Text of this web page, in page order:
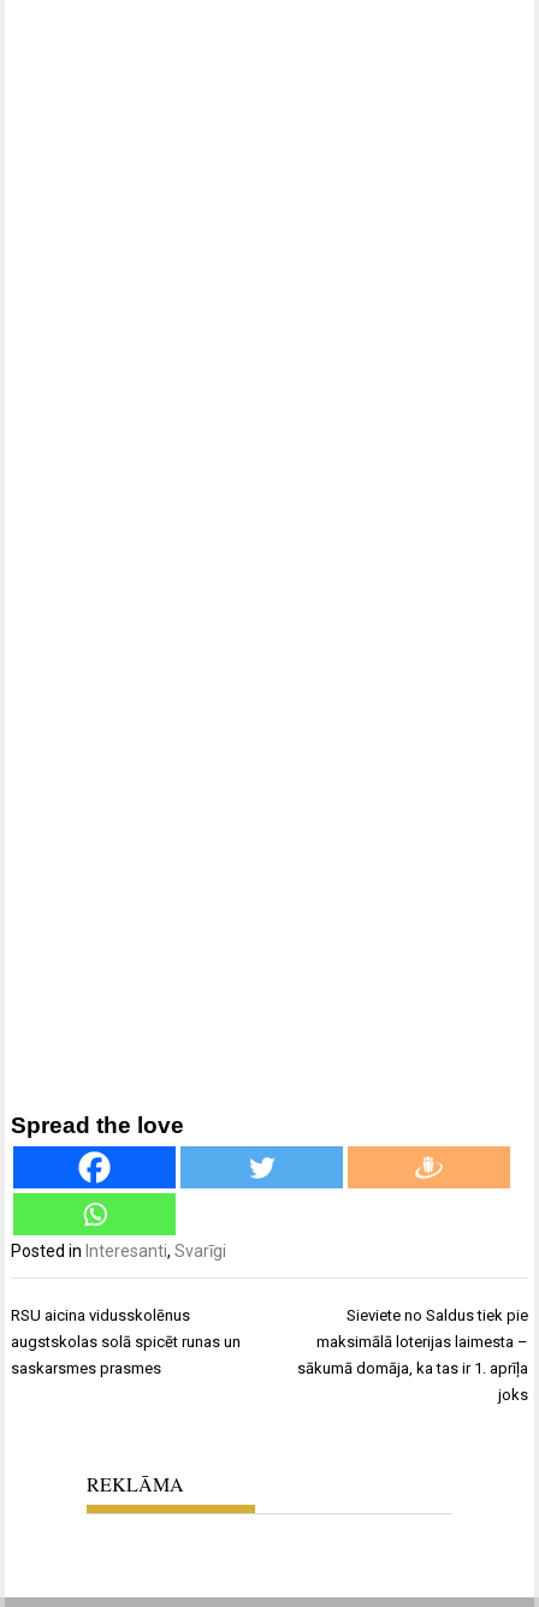
Spread the love
Posted in Interesanti,Svarīgi
Ziņu
izvēlne
RSU aicina vidusskolēnus
augstskolas solā spicēt runas un
saskarsmes prasmes
Sieviete no Saldus tiek pie
maksimālā loterijas laimesta –
sākumā domāja, ka tas ir 1. aprīļa
joks
REKLĀMA